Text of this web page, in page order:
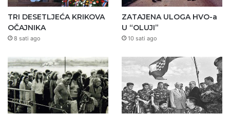
TRI DESETLJEĆA KRIKOVA
OČAJNIKA
8 sati ago
ZATAJENA ULOGA HVO-a
U “OLUJI”
10 sati ago